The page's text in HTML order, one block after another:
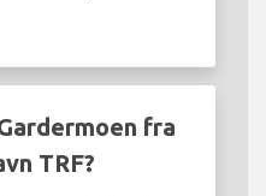
fra
TRF?